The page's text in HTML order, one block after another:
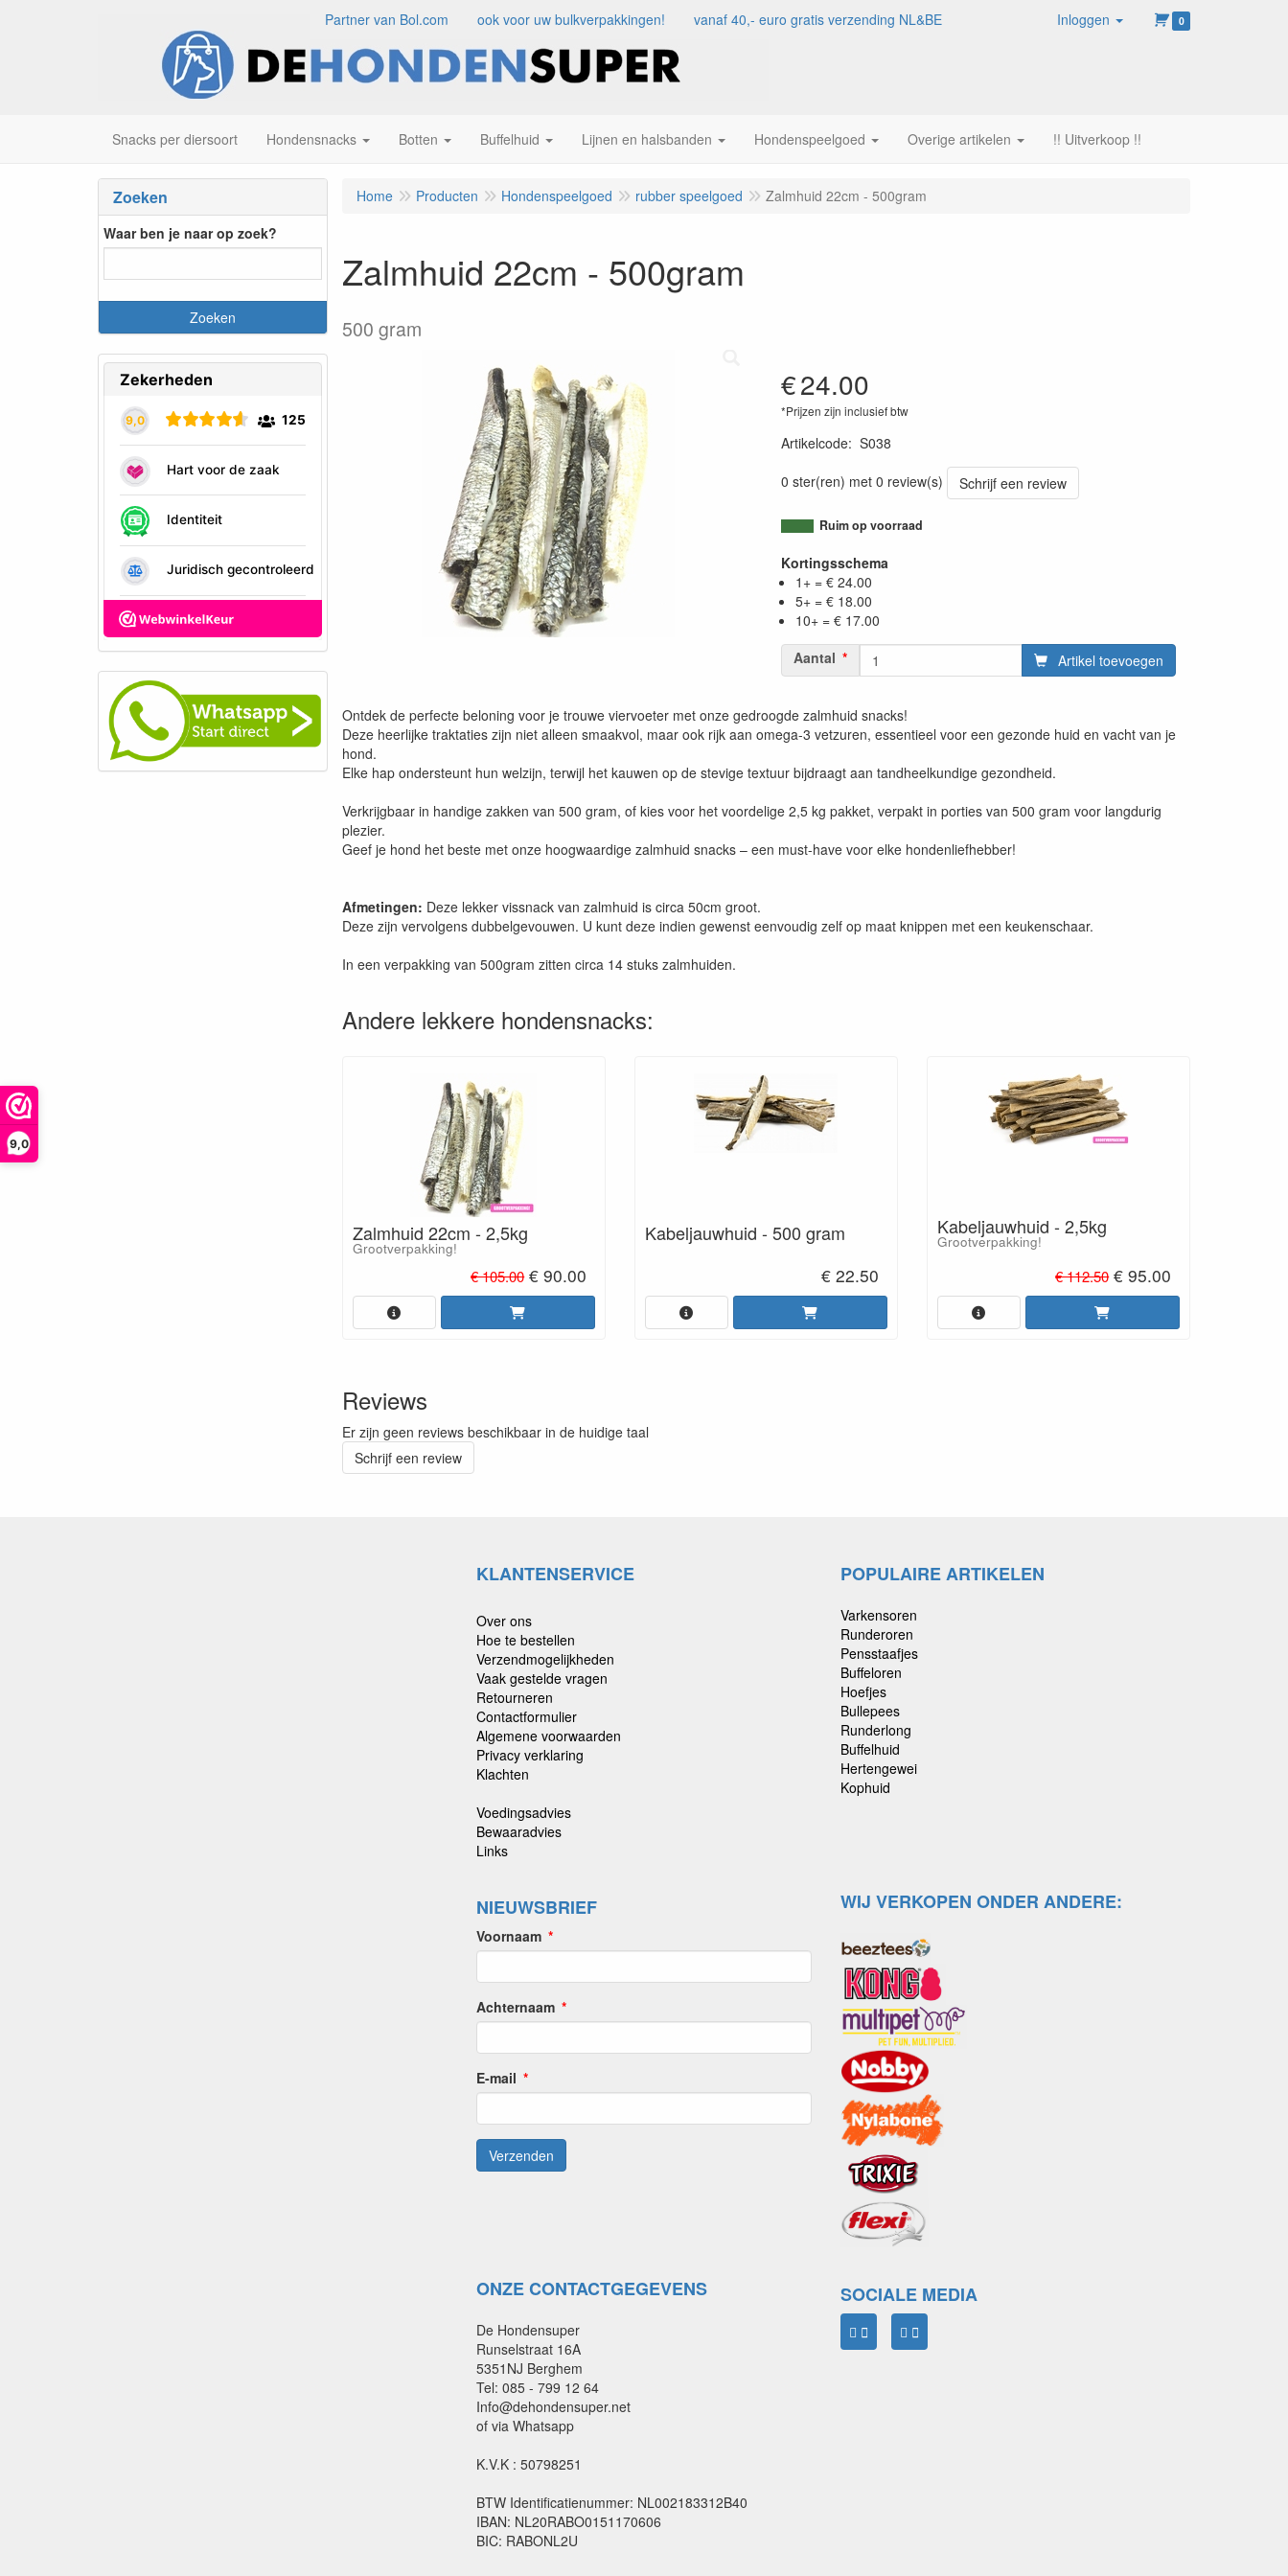
9,0
Partner van Bol.com ook voor uw bulkverpakkingen! vanaf 40,- euro gratis verzending NL&BE Inloggen 0
Snacks per diersoort Hondensnacks Botten Buffelhuid Lijnen en halsbanden Hondenspeelgoed Overige artikelen !! Uitverkoop !!
Zoeken
Waar ben je naar op zoek?
Home Producten Hondenspeelgoed rubber speelgoed Zalmhuid 22cm - 500gram
Zalmhuid 22cm - 500gram
500 gram
€24.00
*Prijzen zijn inclusief btw
Artikelcode: S038
0 ster(ren) met 0 review(s)
Schrijf een review
Ruim op voorraad
Kortingsschema
1+ = € 24.00
5+ = € 18.00
10+ = € 17.00
Aantal
Artikel toevoegen
Ontdek de perfecte beloning voor je trouwe viervoeter met onze gedroogde zalmhuid snacks!
Deze heerlijke traktaties zijn niet alleen smaakvol, maar ook rijk aan omega-3 vetzuren, essentieel voor een gezonde huid en vacht van je
hond.
Elke hap ondersteunt hun welzijn, terwijl het kauwen op de stevige textuur bijdraagt aan tandheelkundige gezondheid.
Verkrijgbaar in handige zakken van 500 gram, of kies voor het voordelige 2,5 kg pakket, verpakt in porties van 500 gram voor langdurig
plezier.
Geef je hond het beste met onze hoogwaardige zalmhuid snacks – een must-have voor elke hondenliefhebber!
Afmetingen: Deze lekker vissnack van zalmhuid is circa 50cm groot.
Deze zijn vervolgens dubbelgevouwen. U kunt deze indien gewenst eenvoudig zelf op maat knippen met een keukenschaar.
In een verpakking van 500gram zitten circa 14 stuks zalmhuiden.
Andere lekkere hondensnacks:
Zalmhuid 22cm - 2,5kg
Grootverpakking!
€ 105.00€ 90.00
Kabeljauwhuid - 500 gram
€ 22.50
Kabeljauwhuid - 2,5kg
Grootverpakking!
€ 112.50€ 95.00
Reviews
Er zijn geen reviews beschikbaar in de huidige taal
Schrijf een review
KLANTENSERVICE
Over ons
Hoe te bestellen
Verzendmogelijkheden
Vaak gestelde vragen
Retourneren
Contactformulier
Algemene voorwaarden
Privacy verklaring
Klachten
Voedingsadvies
Bewaaradvies
Links
POPULAIRE ARTIKELEN
Varkensoren
Runderoren
Pensstaafjes
Buffeloren
Hoefjes
Bullepees
Runderlong
Buffelhuid
Hertengewei
Kophuid
NIEUWSBRIEF
Voornaam
Achternaam
E-mail
WIJ VERKOPEN ONDER ANDERE:
ONZE CONTACTGEGEVENS
De Hondensuper
Runselstraat 16A
5351NJ Berghem
Tel: 085 - 799 12 64
Info@dehondensuper.net
of via Whatsapp
K.V.K : 50798251
BTW Identificatienummer: NL002183312B40
IBAN: NL20RABO0151170606
BIC: RABONL2U
SOCIALE MEDIA